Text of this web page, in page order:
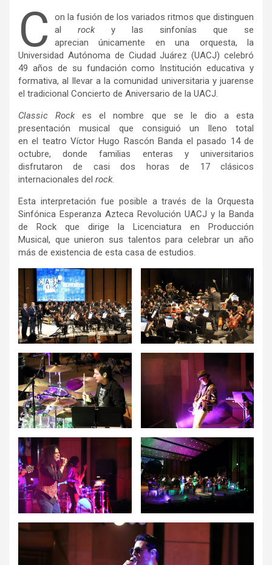
C
on la fusión de los variados ritmos que distinguen
al rocky las sinfonías que se
aprecian únicamente en una orquesta, la
Universidad Autónoma de Ciudad Juárez (UACJ) celebró
49 años de su fundación como Institución educativa y
formativa, al llevar a la comunidad universitaria y juarense
el tradicional Concierto de Aniversario de la UACJ.
Classic Rockes el nombre que se le dio a esta
presentación musical que consiguió un lleno total
en el teatro Víctor Hugo Rascón Banda el pasado 14 de
octubre, donde familias enteras y universitarios
disfrutaron de casi dos horas de 17 clásicos
internacionales del rock.
Esta interpretación fue posible a través de la Orquesta
Sinfónica Esperanza Azteca Revolución UACJ y la Banda
de Rock que dirige la Licenciatura en Producción
Musical, que unieron sus talentos para celebrar un año
más de existencia de esta casa de estudios.